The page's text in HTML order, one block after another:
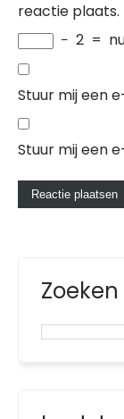
reactie plaats.
− 2 =
Stuur mij een
Stuur mij een
Zoeken